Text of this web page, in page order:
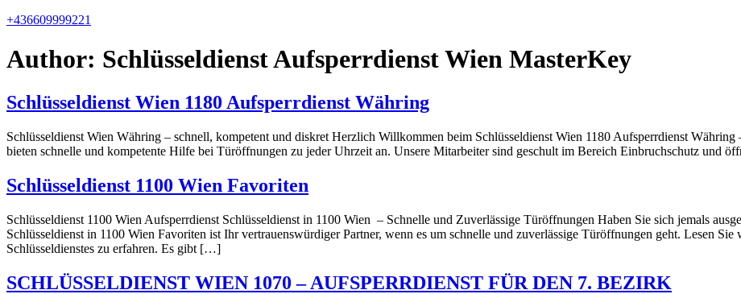
+436609999221
Author: Schlüsseldienst Aufsperrdienst Wien MasterKey
Schlüsseldienst Wien 1180 Aufsperrdienst Währing
Schlüsseldienst Wien Währing – schnell, kompetent und diskret Herzlich Willkommen beim Schlüsseldienst Wien 1180 Aufsperrdienst
bieten schnelle und kompetente Hilfe bei Türöffnungen zu jeder Uhrzeit an. Unsere Mitarbeiter sind geschult im Bereich Einbruchschutz und
Schlüsseldienst 1100 Wien Favoriten
Schlüsseldienst 1100 Wien Aufsperrdienst Schlüsseldienst in 1100 Wien – Schnelle und Zuverlässige Türöffnungen Haben Sie sich jemals
Schlüsseldienst in 1100 Wien Favoriten ist Ihr vertrauenswürdiger Partner, wenn es um schnelle und zuverlässige Türöffnungen geht. Lesen
Schlüsseldienstes zu erfahren. Es gibt […]
SCHLÜSSELDIENST WIEN 1070 – AUFSPERRDIENST FÜR DEN 7. BEZIRK